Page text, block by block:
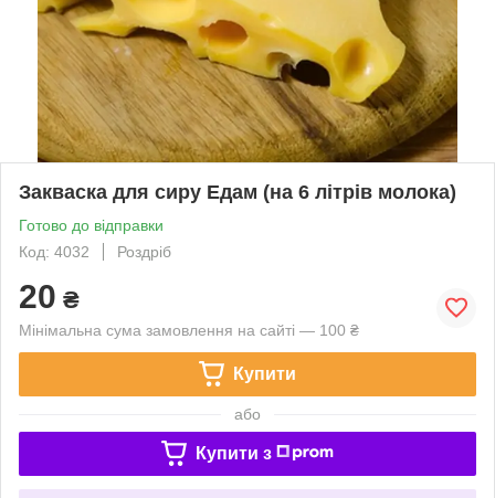
Закваска для сиру Едам (на 6 літрів молока)
Готово до відправки
Код: 4032
Роздріб
20 ₴
Мінімальна сума замовлення на сайті — 100 ₴
Купити
або
Купити з